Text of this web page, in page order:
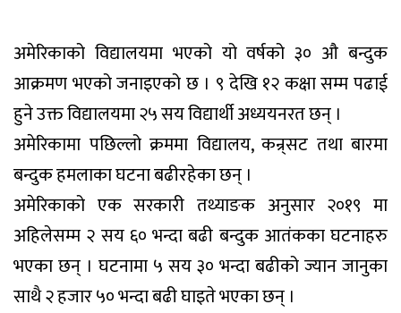
अमेरिकाको विद्यालयमा भएको यो वर्षको ३० औ बन्दुक
आक्रमण भएको जनाइएको छ । ९ देखि १२ कक्षा सम्म पढाई
हुने उक्त विद्यालयमा २५ सय विद्यार्थी अध्ययनरत छन् ।
अमेरिकामा पछिल्लो क्रममा विद्यालय, कन्र्सट तथा बारमा
बन्दुक हमलाका घटना बढीरहेका छन् ।
अमेरिकाको एक सरकारी तथ्याङक अनुसार २०१९ मा
अहिलेसम्म २ सय ६० भन्दा बढी बन्दुक आतंकका घटनाहरु
भएका छन् । घटनामा ५ सय ३० भन्दा बढीको ज्यान जानुका
साथै २ हजार ५० भन्दा बढी घाइते भएका छन् ।